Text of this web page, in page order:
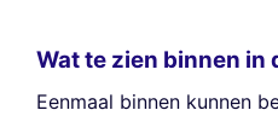
Wat te zien binnen in
Eenmaal binnen kunnen